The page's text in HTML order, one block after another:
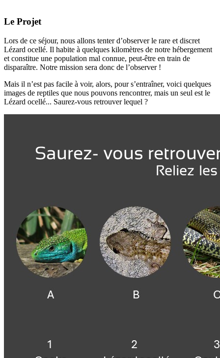
Le Projet
Lors de ce séjour, nous allons tenter d’observer le rare et discret
Lézard ocellé. Il habite à quelques kilomètres de notre hébergement
et constitue une population mal connue, peut-être en train de
disparaître. Notre mission sera donc de l’observer !
Mais il n’est pas facile à voir, alors, pour s’entraîner, voici quelques
images de reptiles que nous pouvons rencontrer, mais un seul est le
Lézard ocellé... Saurez-vous retrouver lequel ?